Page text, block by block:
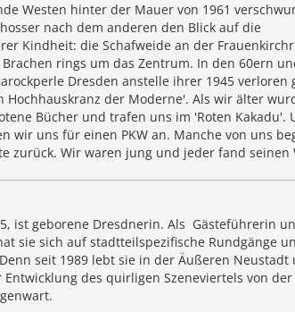
Westen hinter der Mauer von 1961
nach dem anderen den Blick auf die
Kindheit: die Schafweide an der
rings um das Zentrum. In den 60ern
Dresden anstelle ihrer 1945 verloren
Hochhauskranz der Moderne'. Als wir älter
Bücher und trafen uns im 'Roten Kakadu'.
wir uns für einen PKW an. Manche von uns
zurück. Wir waren jung und jeder fand seinen
ist geborene Dresdnerin. Als Gästeführerin
sie sich auf stadtteilspezifische Rundgänge
seit 1989 lebt sie in der Äußeren Neustadt
des quirligen Szeneviertels von der